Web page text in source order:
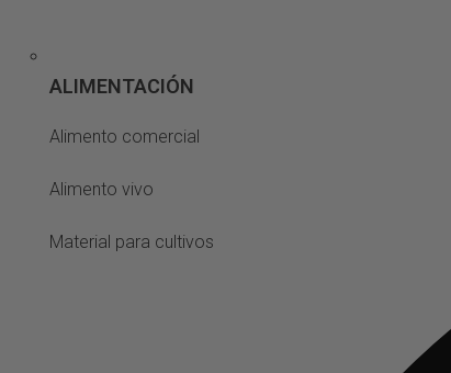
ALIMENTACIÓN
Alimento comercial
Alimento vivo
Material para cultivos